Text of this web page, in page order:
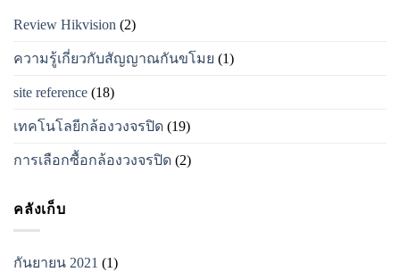
Review Hikvision (2)
ความรู้เกี่ยวกับสัญญาณกันขโมย (1)
site reference (18)
เทคโนโลยีกล้องวงจรปิด (19)
การเลือกซื้อกล้องวงจรปิด (2)
คลังเก็บ
กันยายน 2021 (1)